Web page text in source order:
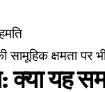
सामूहिक क्षमता पर
यह